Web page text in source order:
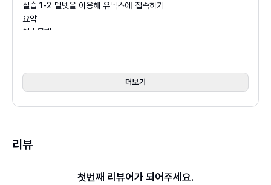
실습 1-2 텔넷을 이용해 유닉스에 접속하기
요약
연습문제
01 유닉스 파일 시스템
실습 2-1 디렉토리 상세 정보 보기
06 디렉토리 삭제 : rmdir
더보기
리뷰
첫번째 리뷰어가 되어주세요.